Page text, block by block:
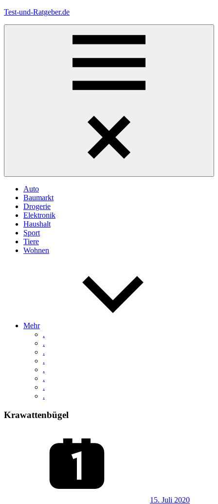
Zum
Test-und-Ratgeber.de
Auto
Baumarkt
Drogerie
Elektronik
Haushalt
Sport
Tiere
Wohnen
Mehr
.
.
.
.
.
.
.
.
Krawattenbügel
15. Juli 2020